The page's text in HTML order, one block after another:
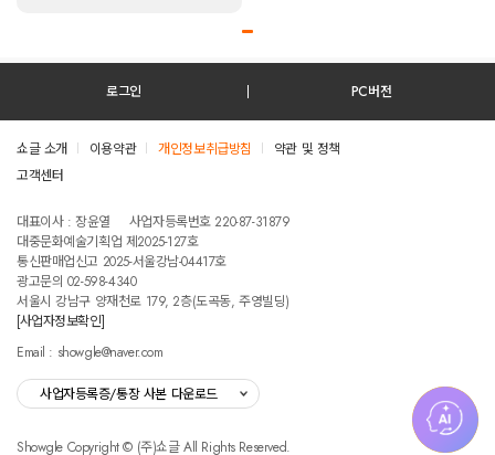
로그인 PC버전
쇼글 소개 이용약관 개인정보취급방침
약관 및 정책
고객센터
대표이사 : 장윤열
사업자등록번호 220-87-31879
대중문화예술기획업 제2025-127호
통신판매업신고 2025-서울강남-04417호
광고문의 02-598-4340
서울시 강남구 양재천로 179, 2층(도곡동, 주영빌딩)
[사업자정보확인]
Email : showgle@naver.com
사업자등록증/통장 사본 다운로드
Showgle Copyright © (주)쇼글 All Rights Reserved.